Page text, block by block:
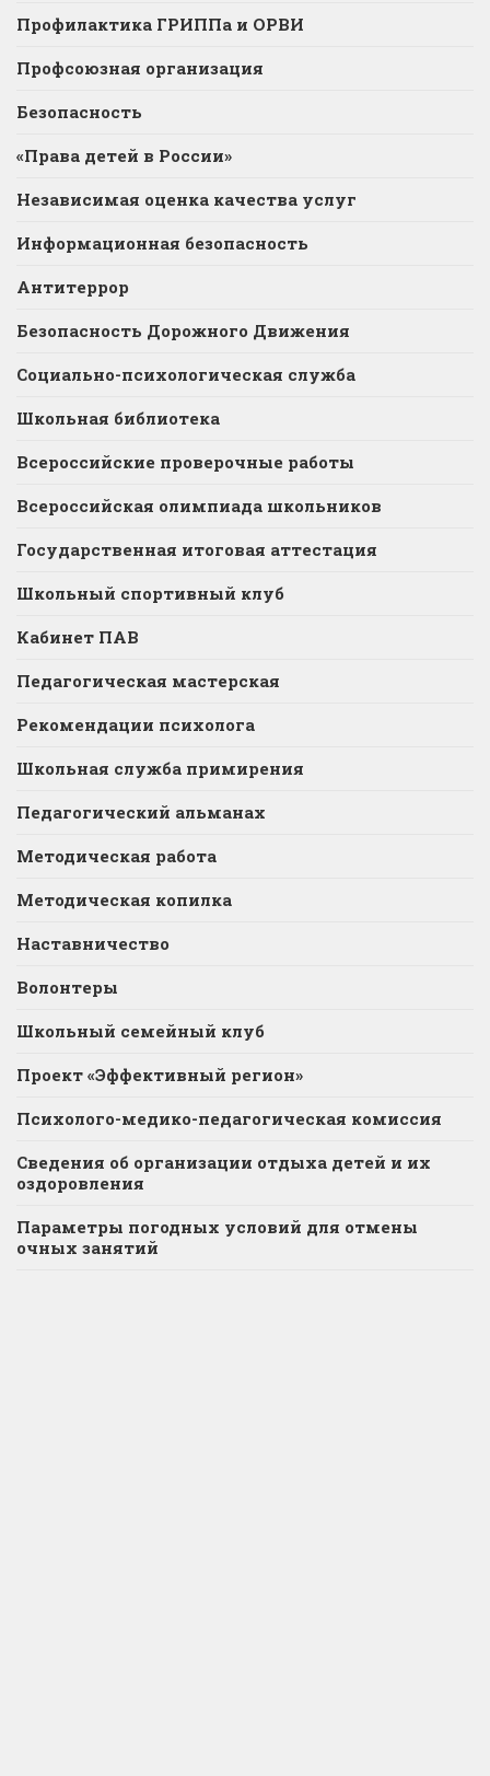
Профилактика ГРИППа и ОРВИ
Профсоюзная организация
Безопасность
«Права детей в России»
Независимая оценка качества услуг
Информационная безопасность
Антитеррор
Безопасность Дорожного Движения
Социально-психологическая служба
Школьная библиотека
Всероссийские проверочные работы
Всероссийская олимпиада школьников
Государственная итоговая аттестация
Школьный спортивный клуб
Кабинет ПАВ
Педагогическая мастерская
Рекомендации психолога
Школьная служба примирения
Педагогический альманах
Методическая работа
Методическая копилка
Наставничество
Волонтеры
Школьный семейный клуб
Проект «Эффективный регион»
Психолого-медико-педагогическая комиссия
Сведения об организации отдыха детей и их
оздоровления
Параметры погодных условий для отмены
очных занятий